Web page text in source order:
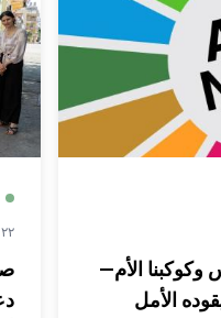
الأم—
أخير نحو العام 2030 يقوده الأمل
٢٢ سبتمبر ٢٠٢٥